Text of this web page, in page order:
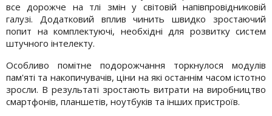
все дорожче на тлі змін у світовій напівпровідниковій
галузі. Додатковий вплив чинить швидко зростаючий
попит на комплектуючі, необхідні для розвитку систем
штучного інтелекту.
Особливо помітне подорожчання торкнулося модулів
пам'яті та накопичувачів, ціни на які останнім часом істотно
зросли. В результаті зростають витрати на виробництво
смартфонів, планшетів, ноутбуків та інших пристроїв.